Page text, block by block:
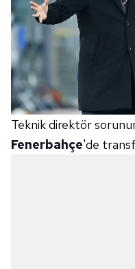
Teknik direktör
Fenerbahçe'de